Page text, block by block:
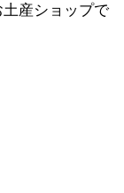
土産ショップで